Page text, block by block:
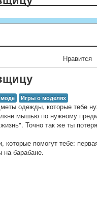
Нравится
Игры о моделях
одежды, которые тебе
мышью по нужному
Точно так же ты
которые помогут тебе:
барабане.